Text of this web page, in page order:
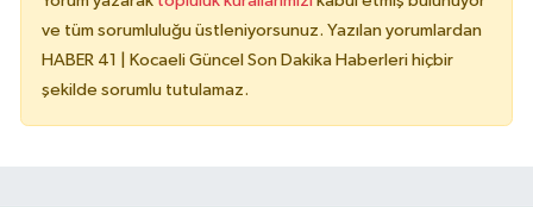
ve tüm sorumluluğu üstleniyorsunuz. Yazılan yorumlardan
HABER 41 | Kocaeli Güncel Son Dakika Haberleri hiçbir
şekilde sorumlu tutulamaz.